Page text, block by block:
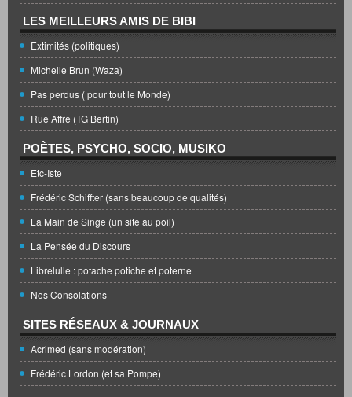
LES MEILLEURS AMIS DE BIBI
Extimités (politiques)
Michelle Brun (Waza)
Pas perdus ( pour tout le Monde)
Rue Affre (TG Bertin)
POÈTES, PSYCHO, SOCIO, MUSIKO
Etc-Iste
Frédéric Schiffter (sans beaucoup de qualités)
La Main de Singe (un site au poil)
La Pensée du Discours
Librelulle : potache potiche et poterne
Nos Consolations
SITES RÉSEAUX & JOURNAUX
Acrimed (sans modération)
Frédéric Lordon (et sa Pompe)